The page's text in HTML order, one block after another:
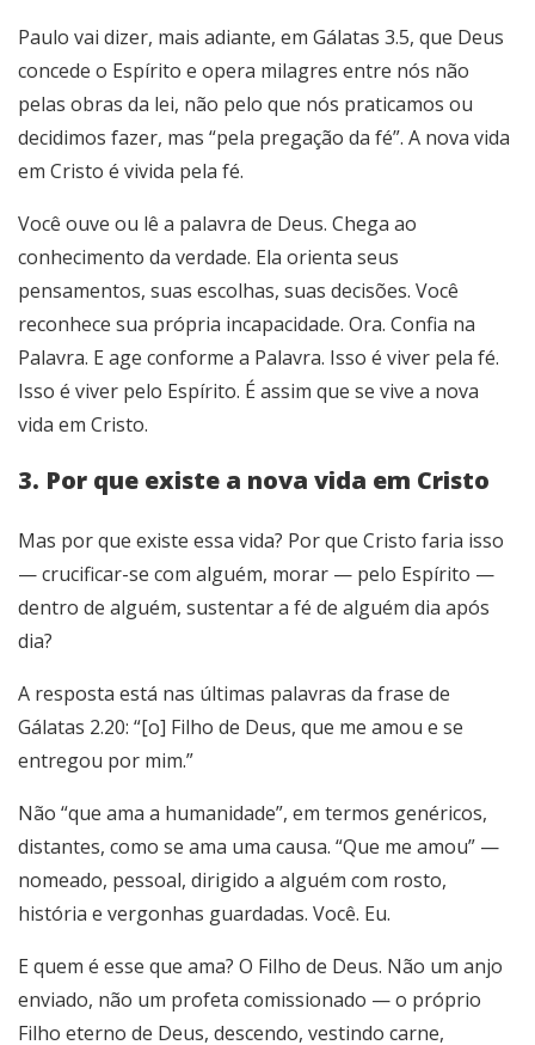
Paulo vai dizer, mais adiante, em Gálatas 3.5, que Deus
concede o Espírito e opera milagres entre nós não
pelas obras da lei, não pelo que nós praticamos ou
decidimos fazer, mas “pela pregação da fé”. A nova vida
em Cristo é vivida pela fé.
Você ouve ou lê a palavra de Deus. Chega ao
conhecimento da verdade. Ela orienta seus
pensamentos, suas escolhas, suas decisões. Você
reconhece sua própria incapacidade. Ora. Confia na
Palavra. E age conforme a Palavra. Isso é viver pela fé.
Isso é viver pelo Espírito. É assim que se vive a nova
vida em Cristo.
3. Por que existe a nova vida em Cristo
Mas por que existe essa vida? Por que Cristo faria isso
— crucificar-se com alguém, morar — pelo Espírito —
dentro de alguém, sustentar a fé de alguém dia após
dia?
A resposta está nas últimas palavras da frase de
Gálatas 2.20: “[o] Filho de Deus, que me amou e se
entregou por mim.”
Não “que ama a humanidade”, em termos genéricos,
distantes, como se ama uma causa. “Que me amou” —
nomeado, pessoal, dirigido a alguém com rosto,
história e vergonhas guardadas. Você. Eu.
E quem é esse que ama? O Filho de Deus. Não um anjo
enviado, não um profeta comissionado — o próprio
Filho eterno de Deus, descendo, vestindo carne,